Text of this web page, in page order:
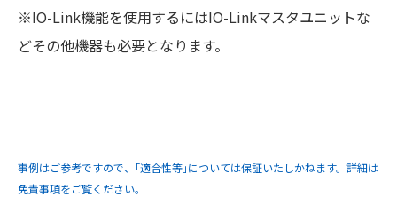
※IO-Link機能を使用するにはIO-Linkマスタユニットな
どその他機器も必要となります。
事例はご参考ですので、｢適合性等｣については保証いたしかねます。詳細は
免責事項をご覧ください。